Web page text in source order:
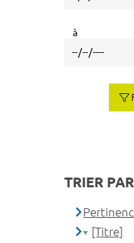
à
TRIER
[Titre]